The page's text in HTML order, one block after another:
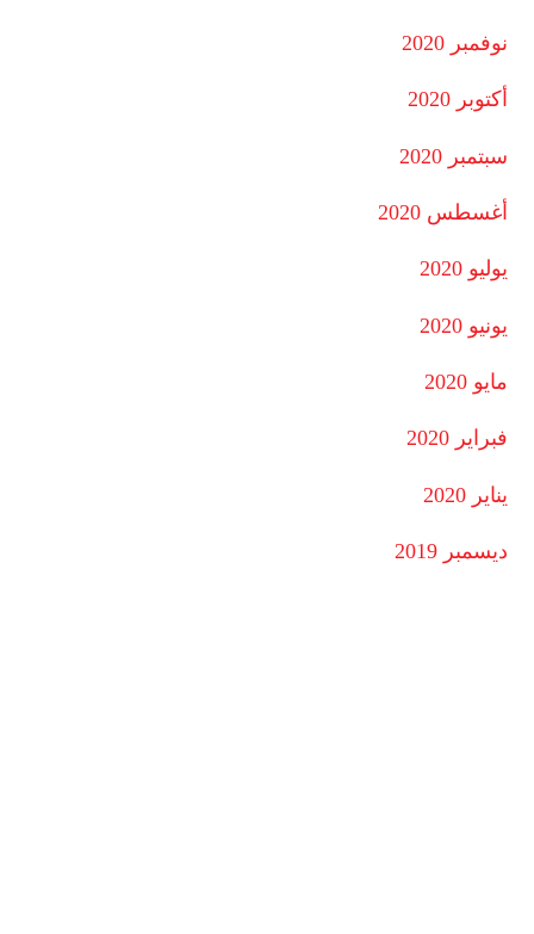
نوفمبر 2020
أكتوبر 2020
سبتمبر 2020
أغسطس 2020
يوليو 2020
يونيو 2020
مايو 2020
فبراير 2020
يناير 2020
ديسمبر 2019